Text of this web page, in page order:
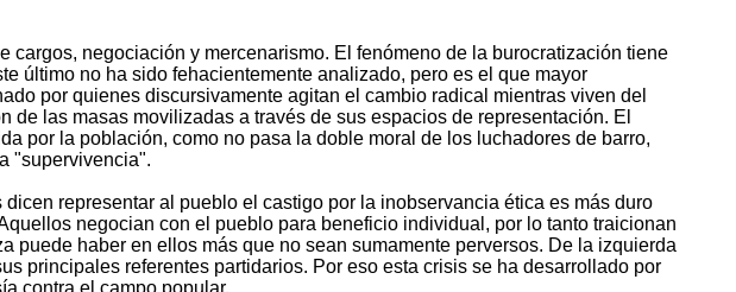
negociación y mercenarismo. El fenómeno de la burocratización tiene
último no ha sido fehacientemente analizado, pero es el que mayor
por quienes discursivamente agitan el cambio radical mientras viven del
las masas movilizadas a través de sus espacios de representación. El
por la población, como no pasa la doble moral de los luchadores de barro,
"supervivencia".
representar al pueblo el castigo por la inobservancia ética es más duro
negocian con el pueblo para beneficio individual, por lo tanto traicionan
haber en ellos más que no sean sumamente perversos. De la izquierda
principales referentes partidarios. Por eso esta crisis se ha desarrollado por
contra el campo popular.